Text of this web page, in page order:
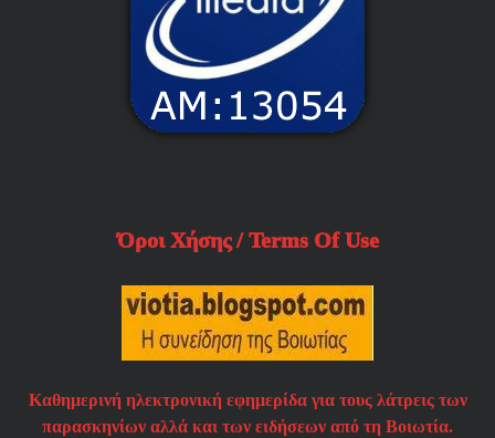
Όροι Χήσης / Terms Of Use
Καθημερινή ηλεκτρονική εφημερίδα για τους λάτρεις των
παρασκηνίων αλλά και των ειδήσεων από τη Βοιωτία.